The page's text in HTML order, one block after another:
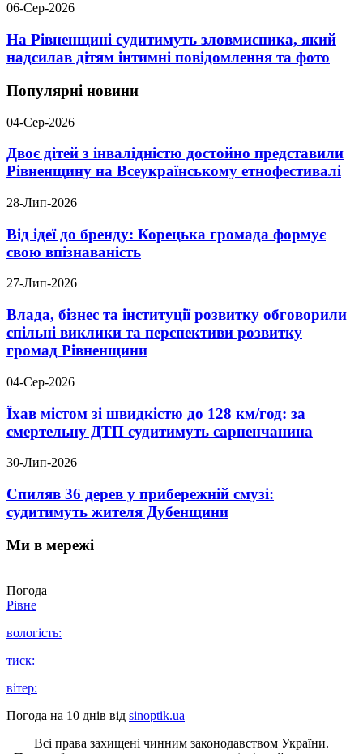
06-Сер-2026
На Рівненщині судитимуть зловмисника, який
надсилав дітям інтимні повідомлення та фото
Популярні новини
04-Сер-2026
Двоє дітей з інвалідністю достойно представили
Рівненщину на Всеукраїнському етнофестивалі
28-Лип-2026
Від ідеї до бренду: Корецька громада формує
свою впізнаваність
27-Лип-2026
Влада, бізнес та інституції розвитку обговорили
спільні виклики та перспективи розвитку
громад Рівненщини
04-Сер-2026
Їхав містом зі швидкістю до 128 км/год: за
смертельну ДТП судитимуть сарненчанина
30-Лип-2026
Спиляв 36 дерев у прибережній смузі:
судитимуть жителя Дубенщини
Ми в мережі
Погода
Рівне
вологість:
тиск:
вітер:
Погода на 10 днів від sinoptik.ua
Всі права захищені чинним законодавством України.